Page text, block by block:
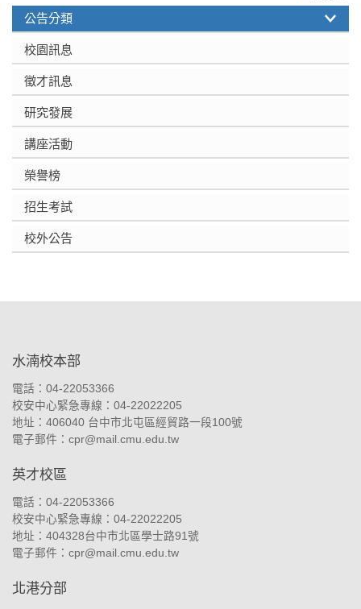
公告分類
校園訊息
徵才訊息
研究發展
講座活動
榮譽榜
招生考試
校外公告
水湳校本部
電話：04-22053366
校安中心緊急專線：04-22022205
地址： 406040 台中市北屯區經貿路一段100號
電子郵件： cpr@mail.cmu.edu.tw
英才校區
電話：04-22053366
校安中心緊急專線：04-22022205
地址： 404328台中市北區學士路91號
電子郵件： cpr@mail.cmu.edu.tw
北港分部